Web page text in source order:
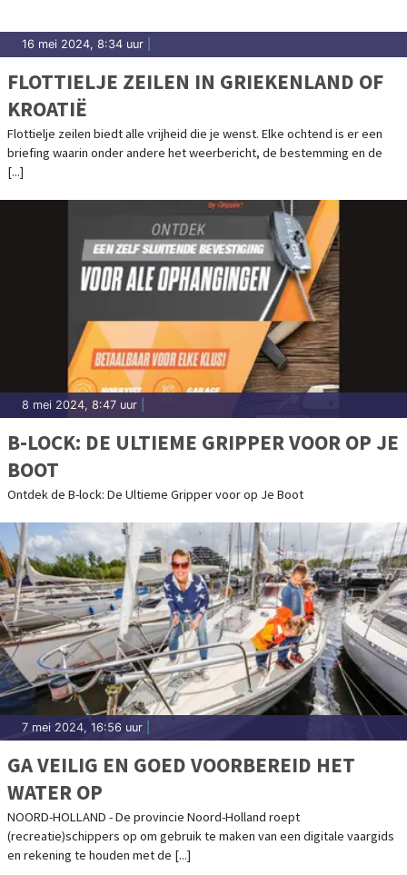
16 mei 2024, 8:34 uur
FLOTTIELJE ZEILEN IN GRIEKENLAND OF
KROATIË
Flottielje zeilen biedt alle vrijheid die je wenst. Elke ochtend is er een
briefing waarin onder andere het weerbericht, de bestemming en de
[...]
8 mei 2024, 8:47 uur
B-LOCK: DE ULTIEME GRIPPER VOOR OP JE
BOOT
Ontdek de B-lock: De Ultieme Gripper voor op Je Boot
7 mei 2024, 16:56 uur
GA VEILIG EN GOED VOORBEREID HET
WATER OP
NOORD-HOLLAND - De provincie Noord-Holland roept
(recreatie)schippers op om gebruik te maken van een digitale vaargids
en rekening te houden met de [...]